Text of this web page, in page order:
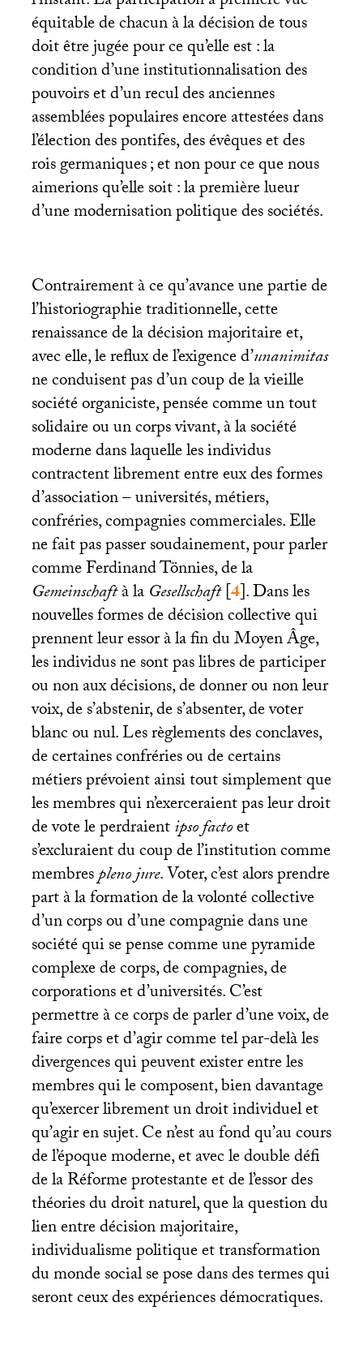
équitable de chacun à la décision de tous
doit être jugée pour ce qu’elle est : la
condition d’une institutionnalisation des
pouvoirs et d’un recul des anciennes
assemblées populaires encore attestées dans
l’élection des pontifes, des évêques et des
rois germaniques; et non pour ce que nous
aimerions qu’elle soit : la première lueur
d’une modernisation politique des sociétés.
Contrairement à ce qu’avance une partie de
l’historiographie traditionnelle, cette
renaissance de la décision majoritaire et,
avec elle, le reflux de l’exigence d’unanimitas
ne conduisent pas d’un coup de la vieille
société organiciste, pensée comme un tout
solidaire ou un corps vivant, à la société
moderne dans laquelle les individus
contractent librement entre eux des formes
d’association – universités, métiers,
confréries, compagnies commerciales. Elle
ne fait pas passer soudainement, pour parler
comme Ferdinand Tönnies, de la
Gemeinschaftà laGesellschaft[4]. Dans les
nouvelles formes de décision collective qui
prennent leur essor à la fin du Moyen Âge,
les individus ne sont pas libres de participer
ou non aux décisions, de donner ou non leur
voix, de s’abstenir, de s’absenter, de voter
blanc ou nul. Les règlements des conclaves,
de certaines confréries ou de certains
métiers prévoient ainsi tout simplement que
les membres qui n’exerceraient pas leur droit
de vote le perdraientipso factoet
s’excluraient du coup de l’institution comme
membrespleno jure. Voter, c’est alors prendre
part à la formation de la volonté collective
d’un corps ou d’une compagnie dans une
société qui se pense comme une pyramide
complexe de corps, de compagnies, de
corporations et d’universités. C’est
permettre à ce corps de parler d’une voix, de
faire corps et d’agir comme tel par-delà les
divergences qui peuvent exister entre les
membres qui le composent, bien davantage
qu’exercer librement un droit individuel et
qu’agir en sujet. Ce n’est au fond qu’au cours
de l’époque moderne, et avec le double défi
de la Réforme protestante et de l’essor des
théories du droit naturel, que la question du
lien entre décision majoritaire,
individualisme politique et transformation
du monde social se pose dans des termes qui
seront ceux des expériences démocratiques.